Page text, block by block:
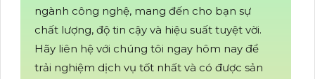
ngành công nghệ, mang đến cho bạn sự
chất lượng, độ tin cậy và hiệu suất tuyệt vời.
Hãy liên hệ với chúng tôi ngay hôm nay để
trải nghiệm dịch vụ tốt nhất và có được sản